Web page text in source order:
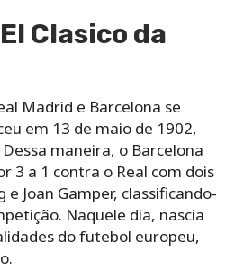
Clasico da
Madrid e Barcelona se
em 13 de maio de 1902,
maneira, o Barcelona
3 a 1 contra o Real com dois
e Joan Gamper, classificando-
Naquele dia, nascia
do futebol europeu,